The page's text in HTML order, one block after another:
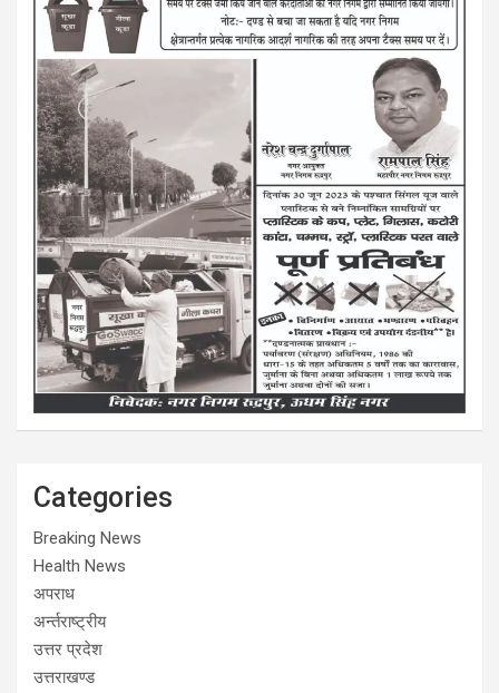
Categories
Breaking News
Health News
अपराध
अर्न्तराष्ट्रीय
उत्तर प्रदेश
उत्तराखण्ड